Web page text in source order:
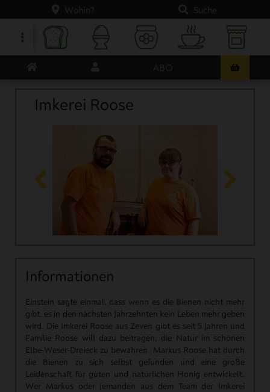
Imkerei Roose
Informationen
Einstein sagte einmal, dass wenn es die Bienen nicht mehr
gibt, es in den nächsten Jahrzehnten kein Leben mehr geben
wird. Die Imkerei Roose aus Zeven gibt es seit 5 Jahren und
Familie Roose will dazu beitragen, die Natur im schönen
Elbe-Weser-Dreieck zu bewahren. Markus Roose hat durch
die Bienen zu sich selbst gefunden und eine große
Leidenschaft für guten und natürlichen Honig entwickelt.
Wer Markus oder jemanden aus dem Team der Imkerei